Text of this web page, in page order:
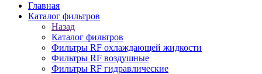
Главная
Каталог фильтров
Назад
Каталог фильтров
Фильтры RF охлаждающей жидкости
Фильтры RF воздушные
Фильтры RF гидравлические